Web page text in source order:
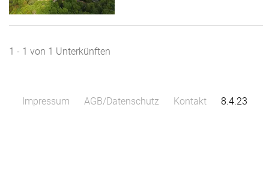
1 - 1 von 1 Unterkünften
Impressum AGB/Datenschutz Kontakt 8.4.23